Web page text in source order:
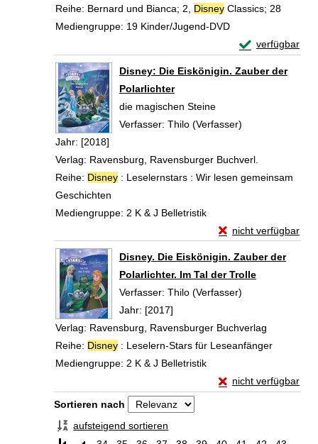
Reihe: Bernard und Bianca; 2, Disney Classics; 28
Mediengruppe: 19 Kinder/Jugend-DVD
verfügbar
Exemplar-
Disney: Die Eiskönigin. Zauber der
Polarlichter
die magischen Steine
Verfasser: Thilo (Verfasser)
Jahr: [2018]
Verlag: Ravensburg, Ravensburger Buchverl.
Reihe: Disney : Leselernstars : Wir lesen gemeinsam
Geschichten
Mediengruppe: 2 K & J Belletristik
nicht verfügbar
Exemplar-Details
Disney. Die Eiskönigin. Zauber der
Polarlichter. Im Tal der Trolle
Verfasser: Thilo (Verfasser)
Jahr: [2017]
Verlag: Ravensburg, Ravensburger Buchverlag
Reihe: Disney : Leselern-Stars für Leseanfänger
Mediengruppe: 2 K & J Belletristik
nicht verfügbar
Exemplar-Details
Zu den Suchfiltern springen
Sortieren nach
aufsteigend sortieren